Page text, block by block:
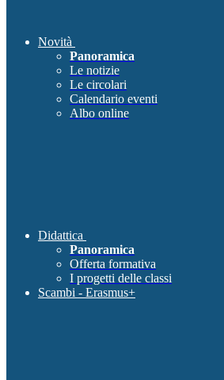
Novità
Panoramica
Le notizie
Le circolari
Calendario eventi
Albo online
Didattica
Panoramica
Offerta formativa
I progetti delle classi
Scambi - Erasmus+